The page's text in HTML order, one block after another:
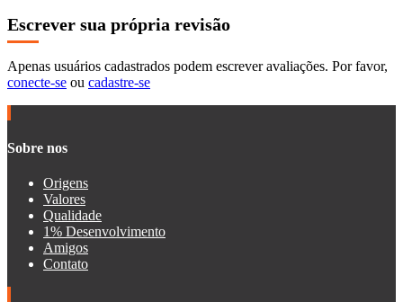
Escrever sua própria revisão
Apenas usuários cadastrados podem escrever avaliações. Por favor,
conecte-se ou cadastre-se
Sobre nos
Origens
Valores
Qualidade
1% Desenvolvimento
Amigos
Contato